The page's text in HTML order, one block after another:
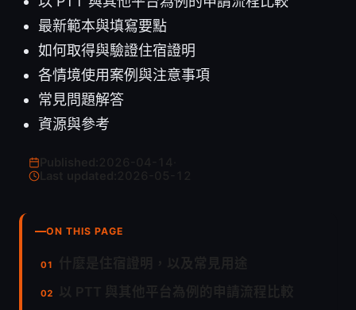
最新範本與填寫要點
如何取得與驗證住宿證明
各情境使用案例與注意事項
常見問題解答
資源與參考
Last updated:
ON THIS PAGE